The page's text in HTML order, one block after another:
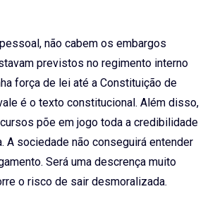
não cabem os embargos
previstos no regimento interno
força de lei até a Constituição de
é o texto constitucional. Além disso,
põe em jogo toda a credibilidade
A sociedade não conseguirá entender
Será uma descrença muito
o risco de sair desmoralizada.